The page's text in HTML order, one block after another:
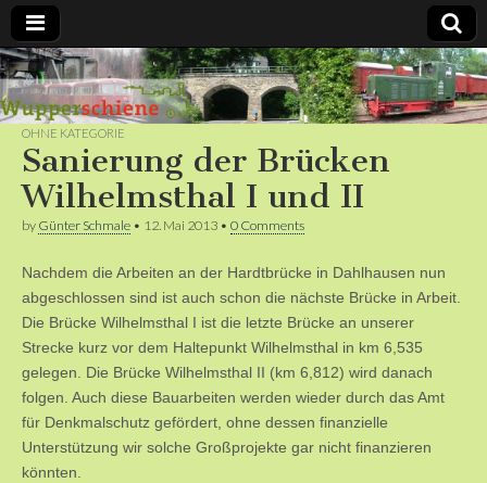
Bergische
Bahnen /
Förderverein
Wupperschiene
e.V.
OHNE KATEGORIE
Sanierung der Brücken
Wilhelmsthal I und II
by Günter Schmale • 12. Mai 2013 • 0 Comments
Nachdem die Arbeiten an der Hardtbrücke in Dahlhausen nun
abgeschlossen sind ist auch schon die nächste Brücke in Arbeit.
Die Brücke Wilhelmsthal I ist die letzte Brücke an unserer
Strecke kurz vor dem Haltepunkt Wilhelmsthal in km 6,535
gelegen. Die Brücke Wilhelmsthal II (km 6,812) wird danach
folgen. Auch diese Bauarbeiten werden wieder durch das Amt
für Denkmalschutz gefördert, ohne dessen finanzielle
Unterstützung wir solche Großprojekte gar nicht finanzieren
könnten.